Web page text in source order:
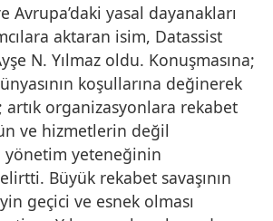
Avrupa’daki yasal dayanakları
aktaran isim, Datassist
N. Yılmaz oldu. Konuşmasına;
koşullarına değinerek
artık organizasyonlara rekabet
ve hizmetlerin değil
yönetim yeteneğinin
Büyük rekabet savaşının
geçici ve esnek olması